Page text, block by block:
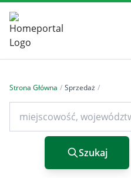
Strona Główna / Sprzedaż /
Szukaj